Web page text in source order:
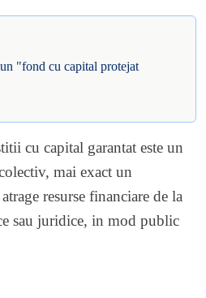
"fond cu capital protejat
cu capital garantat este un
mai exact un
resurse financiare de la
sau juridice, in mod public